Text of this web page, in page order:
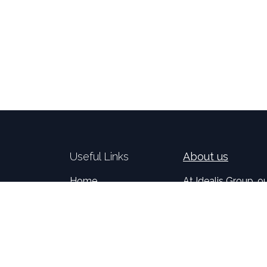
Useful Links
Home
About us
At Idealis Group,